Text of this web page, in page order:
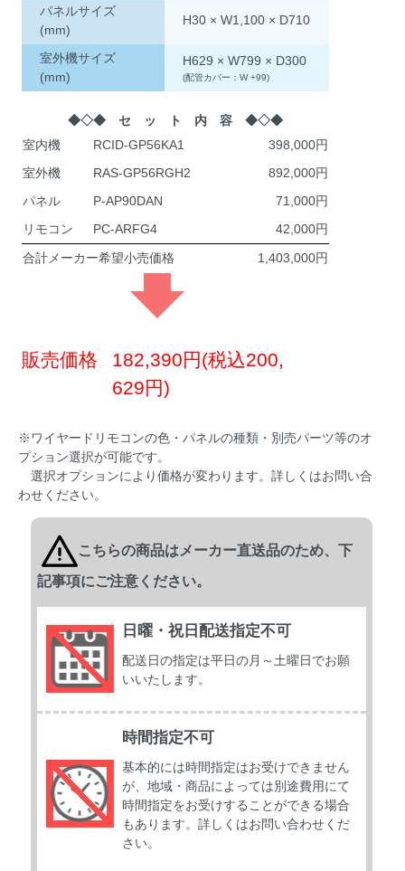
パネルサイズ
(mm)
H30 × W1,100 × D710
室外機サイズ
(mm)
H629 × W799 × D300
(配管カバー：W +99)
◆◇◆ セ ッ ト 内 容 ◆◇◆
室内機
RCID-GP56KA1
398,000
室外機
RAS-GP56RGH2
892,000
パネル
P-AP90DAN
71,000
リモコン
PC-ARFG4
42,000
合計メーカー希望小売価格
1,403,000
販売価格
182,390円(税込200,
629円)
※ワイヤードリモコンの色・パネルの種類・別売パーツ等のオ
プション選択が可能です。
選択オプションにより価格が変わります。詳しくはお問い合
わせください。
こちらの商品はメーカー直送品のため、下
記事項にご注意ください。
日曜・祝日配送指定不可
配送日の指定は平日の月～土曜日でお願
いいたします。
時間指定不可
基本的には時間指定はお受けできません
が、地域・商品によっては別途費用にて
時間指定をお受けすることができる場合
もあります。詳しくはお問い合わせくだ
さい。